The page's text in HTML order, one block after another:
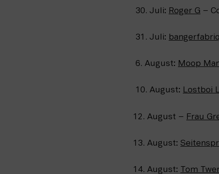
30. Juli: Roger G –
31. Juli:
6. August: Moop
10. August: Lostboi
12. August – Frau
13. August:
14. August: Tom